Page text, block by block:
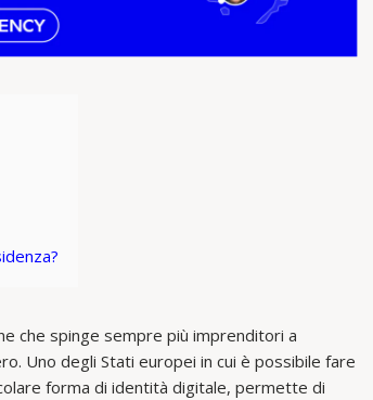
che spinge sempre più imprenditori a
Uno degli Stati europei in cui è possibile fare
forma di identità digitale, permette di